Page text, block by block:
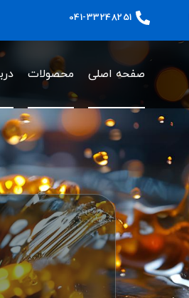
041-33248251
صفحه اصلی محصولات